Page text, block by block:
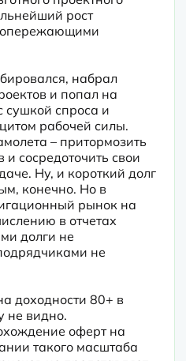
рост
опережающими
набрал
и попал на
сушкой спроса и
рабочей силы.
– притормозить
сосредоточить свои
Ну, и короткий долг
конечно. Но в
рынок на
в отчетах
долги не
не
доходности 80+ в
не видно.
оферт на
такого масштаба